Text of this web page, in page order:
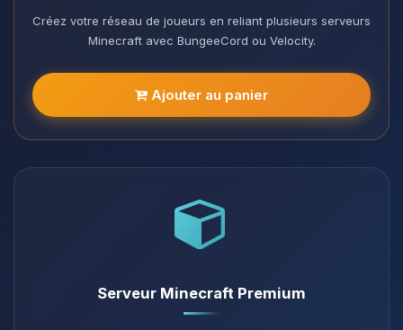
Créez votre réseau de joueurs en reliant plusieurs serveurs
Minecraft avec BungeeCord ou Velocity.
Ajouter au panier
Serveur Minecraft Premium